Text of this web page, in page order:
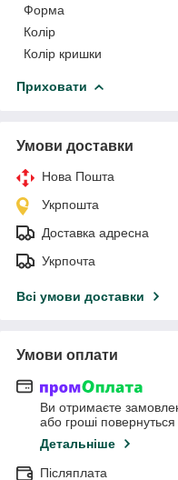
Форма
Колір
Колір кришки
Приховати
Умови доставки
Нова Пошта
Укрпошта
Доставка адресна
Укрпочта
Всі умови доставки
Умови оплати
Ви отримаєте
або гроші
Детальніше
Післяплата